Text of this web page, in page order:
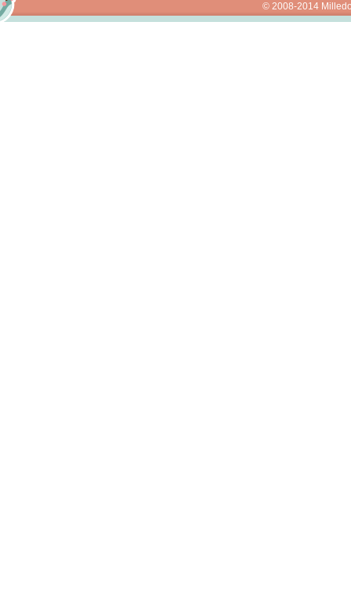
© 2008-2014